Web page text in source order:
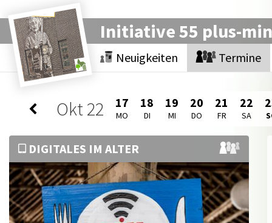
Initiative 55 plus-
Neuigkeiten Termine
Okt22 17
MO
18
DI
19
MI
20
DO
21
FR
22
SA
DIGITALES IM ALTER